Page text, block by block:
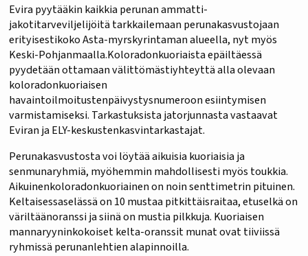
Evira pyytääkin kaikkia perunan ammatti-
jakotitarveviljelijöitä tarkkailemaan perunakasvustojaan
erityisestikoko Asta-myrskyrintaman alueella, nyt myös
Keski-Pohjanmaalla.Koloradonkuoriaista epäiltäessä
pyydetään ottamaan välittömästiyhteyttä alla olevaan
koloradonkuoriaisen
havaintoilmoitustenpäivystysnumeroon esiintymisen
varmistamiseksi. Tarkastuksista jatorjunnasta vastaavat
Eviran ja ELY-keskustenkasvintarkastajat.
Perunakasvustosta voi löytää aikuisia kuoriaisia ja
senmunaryhmiä, myöhemmin mahdollisesti myös toukkia.
Aikuinenkoloradonkuoriainen on noin senttimetrin pituinen.
Keltaisessaselässä on 10 mustaa pitkittäisraitaa, etuselkä on
väriltäänoranssi ja siinä on mustia pilkkuja. Kuoriaisen
mannaryyninkokoiset kelta-oranssit munat ovat tiiviissä
ryhmissä perunanlehtien alapinnoilla.